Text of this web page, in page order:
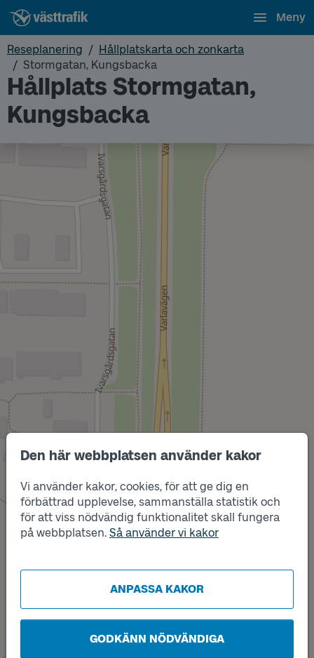
Den här webbplatsen använder kakor
Vi använder kakor, cookies, för att ge dig en
förbättrad upplevelse, sammanställa statistik och
för att viss nödvändig funktionalitet skall fungera
på webbplatsen. Så använder vi kakor
ANPASSA KAKOR
GODKÄNN NÖDVÄNDIGA
Meny
Reseplanering
Hållplatskarta och zonkarta
Stormgatan, Kungsbacka
Hållplats Stormgatan,
Kungsbacka
Läge
A
Läge
B